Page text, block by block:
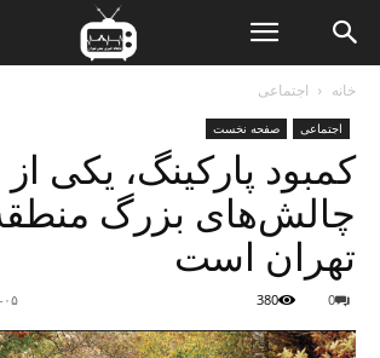
خانه اجتماعی
اجتماعی صفحه نخست
کمبود پارکینگ، یکی از
تهران است
0
380